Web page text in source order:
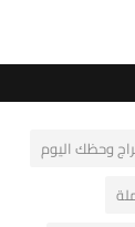
وحظك اليوم